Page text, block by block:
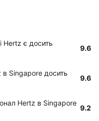
Hertz є досить
9.6
в Singapore досить
9.6
Hertz в Singapore
9.2